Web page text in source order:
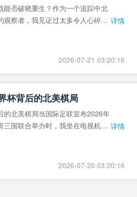
否破晓重生？作为一个追踪中北
察者，我见证过太多令人心碎的 详情
2026-07-21 03:20:16
杯背后的北美棋局
的北美棋局当国际足联宣布2026年
三国联合举办时，我坐在电视机
详情
2026-07-20 03:20:16